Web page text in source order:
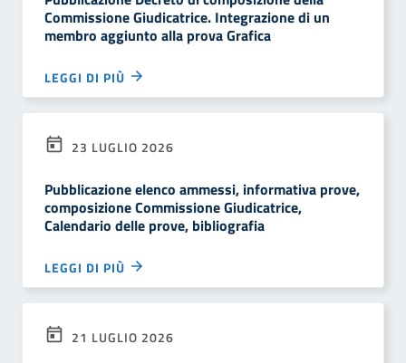
Commissione Giudicatrice. Integrazione di un
membro aggiunto alla prova Grafica
LEGGI DI PIÙ
23 LUGLIO 2026
Pubblicazione elenco ammessi, informativa prove,
composizione Commissione Giudicatrice,
Calendario delle prove, bibliografia
LEGGI DI PIÙ
21 LUGLIO 2026